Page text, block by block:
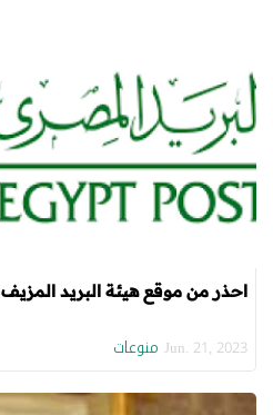
احذر من موقع هيئة البريد المزيف
Jun. 21, 2023 منوعات